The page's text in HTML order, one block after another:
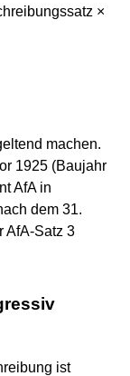
×
machen.
1925 (Baujahr
AfA in
dem 31.
AfA-Satz 3
ist